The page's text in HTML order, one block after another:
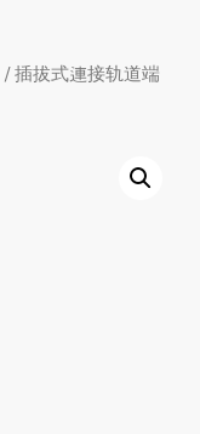
/插拔式連接轨道端